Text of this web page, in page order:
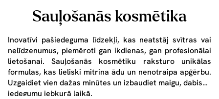
Sauļošanās kosmētika
Inovatīvi pašiedeguma līdzekļi, kas neatstāj svītras vai
nelīdzenumus, piemēroti gan ikdienas, gan profesionālai
lietošanai. Sauļošanās kosmētiku raksturo unikālas
formulas, kas lieliski mitrina ādu un nenotraipa apģērbu.
Uzgaidiet vien dažas minūtes un izbaudiet maigu, dabisku
iedegumu jebkurā laikā.